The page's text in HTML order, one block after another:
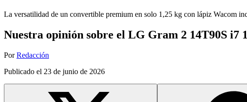
La versatilidad de un convertible premium en solo 1,25 kg con lápiz Wacom
Nuestra opinión sobre el LG Gram 2 14T90S i7
Por Redacción
Publicado el 23 de junio de 2026